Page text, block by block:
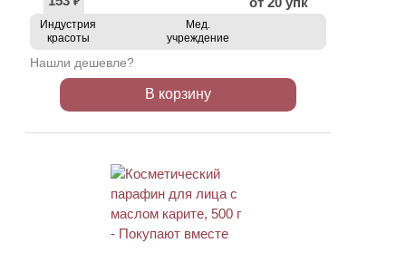
Индустрия
красоты
Мед.
учреждение
Нашли дешевле?
В корзину